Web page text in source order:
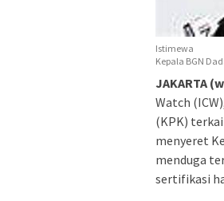
Istimewa
Kepala BGN
JAKARTA
Watch
(KPK)
menyeret
menduga
sertifikasi